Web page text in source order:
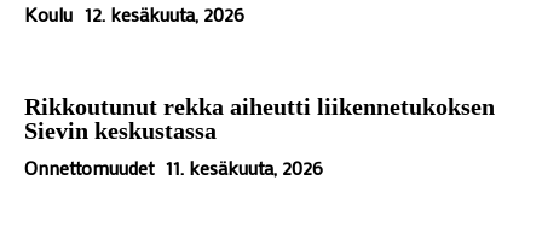
Koulu 12. kesäkuuta, 2026
Rikkoutunut rekka aiheutti liikennetukoksen
Sievin keskustassa
Onnettomuudet 11. kesäkuuta, 2026